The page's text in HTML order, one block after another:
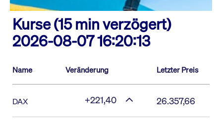
Kurse (15 min verzögert)
2026-08-07 16:20:13
Name Veränderung Letzter Preis
DAX +221,40 26.357,66